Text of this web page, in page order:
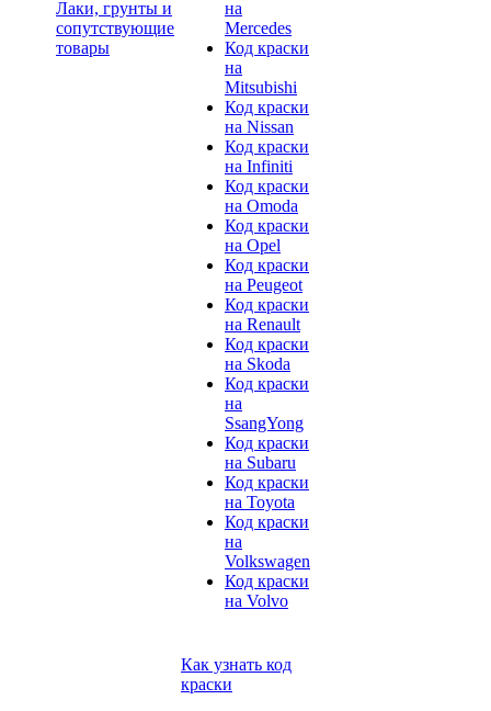
Лаки, грунты и
сопутствующие
товары
на
Mercedes
Код краски
на
Mitsubishi
Код краски
на Nissan
Код краски
на Infiniti
Код краски
на Omoda
Код краски
на Opel
Код краски
на Peugeot
Код краски
на Renault
Код краски
на Skoda
Код краски
на
SsangYong
Код краски
на Subaru
Код краски
на Toyota
Код краски
на
Volkswagen
Код краски
на Volvo
Как узнать код
краски